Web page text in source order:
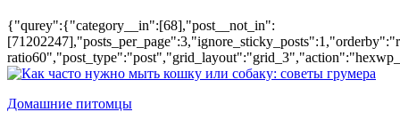
{"qurey":{"category__in":[68],"post__not_in":
Домашние питомцы